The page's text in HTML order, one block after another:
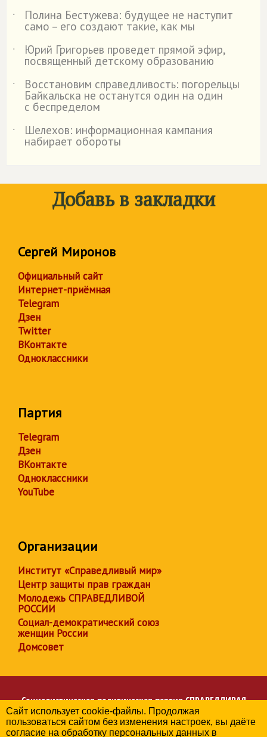
˙
Полина Бестужева: будущее не наступит
само – его создают такие, как мы
˙
Юрий Григорьев проведет прямой эфир,
посвященный детскому образованию
˙
Восстановим справедливость: погорельцы
Байкальска не останутся один на один
с беспределом
˙
Шелехов: информационная кампания
набирает обороты
Добавь в закладки
Сергей Миронов
Официальный сайт
Интернет-приёмная
Telegram
Дзен
Twitter
ВКонтакте
Одноклассники
Партия
Telegram
Дзен
ВКонтакте
Одноклассники
YouTube
Организации
Институт «Справедливый мир»
Центр защиты прав граждан
Молодежь СПРАВЕДЛИВОЙ
РОССИИ
Социал-демократический союз
женщин России
Домсовет
Социалистическая политическая партияСПРАВЕДЛИВАЯ
РОССИЯ
Региональное отделение партии в Иркутской области
Сайт использует cookie-файлы. Продолжая
пользоваться сайтом без изменения настроек, вы даёте
согласие на обработку персональных данных в